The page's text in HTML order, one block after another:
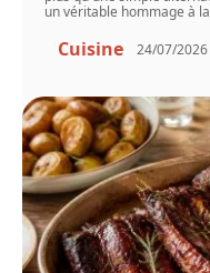
un véritable hommage à la
Cuisine 24/07/2026